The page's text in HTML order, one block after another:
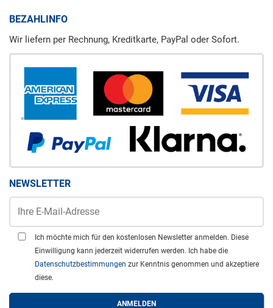
BEZAHLINFO
Wir liefern per Rechnung, Kreditkarte, PayPal oder Sofort.
NEWSLETTER
Ich möchte mich für den kostenlosen Newsletter anmelden. Diese
Einwilligung kann jederzeit widerrufen werden. Ich habe die
Datenschutzbestimmungen zur Kenntnis genommen und akzeptiere
diese.